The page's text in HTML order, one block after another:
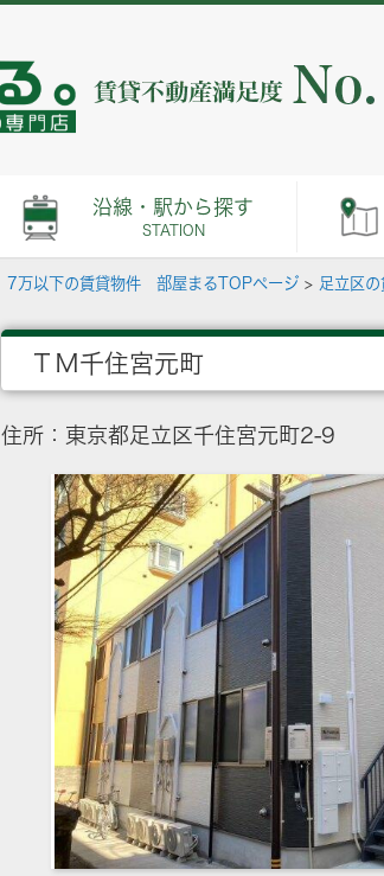
沿線・駅から探す
STATION
7万以下の賃貸物件 部屋まるTOPページ > 足立区
ＴＭ千住宮元町
住所：東京都足立区千住宮元町2-9